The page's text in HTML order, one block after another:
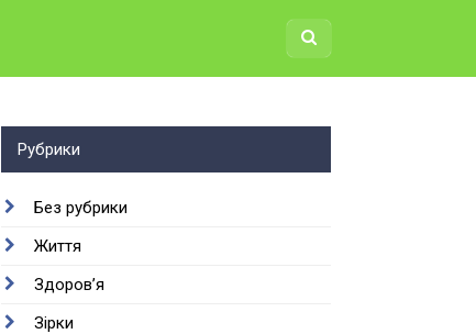
Рубрики
Без рубрики
Життя
Здоров’я
Зірки